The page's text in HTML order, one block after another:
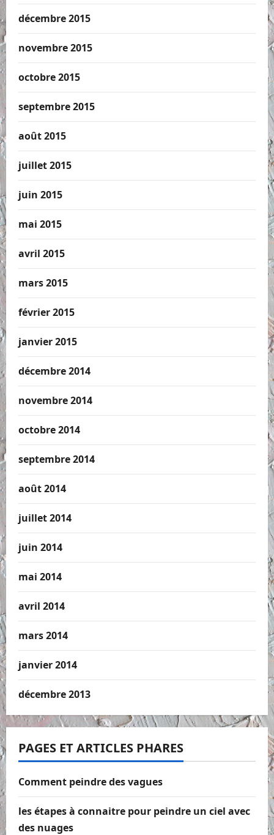
décembre 2015
novembre 2015
octobre 2015
septembre 2015
août 2015
juillet 2015
juin 2015
mai 2015
avril 2015
mars 2015
février 2015
janvier 2015
décembre 2014
novembre 2014
octobre 2014
septembre 2014
août 2014
juillet 2014
juin 2014
mai 2014
avril 2014
mars 2014
janvier 2014
décembre 2013
PAGES ET ARTICLES PHARES
Comment peindre des vagues
les étapes à connaitre pour peindre un ciel avec
des nuages